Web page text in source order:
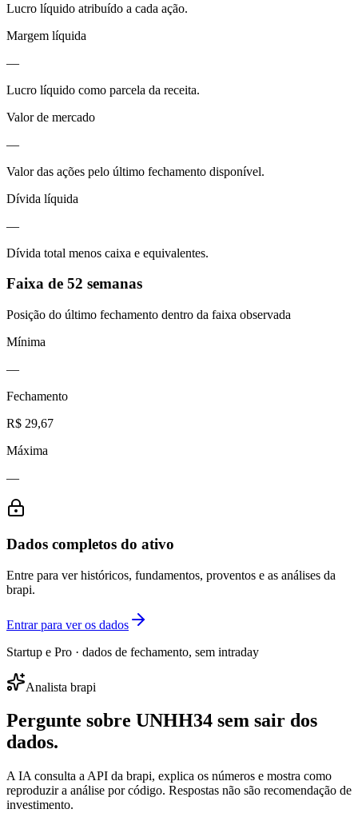
Lucro líquido atribuído a cada ação.
Margem líquida
—
Lucro líquido como parcela da receita.
Valor de mercado
—
Valor das ações pelo último fechamento disponível.
Dívida líquida
—
Dívida total menos caixa e equivalentes.
Faixa de 52 semanas
Posição do último fechamento dentro da faixa observada
Mínima
—
Fechamento
R$ 29,67
Máxima
—
Dados completos do ativo
Entre para ver históricos, fundamentos, proventos e as análises da
brapi.
Entrar para ver os dados
Startup e Pro · dados de fechamento, sem intraday
Analista brapi
Pergunte sobre UNHH34 sem sair dos
dados.
A IA consulta a API da brapi, explica os números e mostra como
reproduzir a análise por código. Respostas não são recomendação de
investimento.